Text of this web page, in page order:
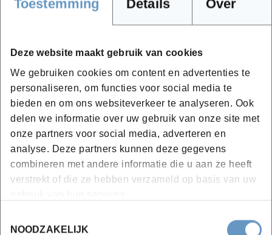
Toestemming Details Over
Deze website maakt gebruik van cookies
We gebruiken cookies om content en advertenties te
personaliseren, om functies voor social media te
bieden en om ons websiteverkeer te analyseren. Ook
delen we informatie over uw gebruik van onze site met
onze partners voor social media, adverteren en
analyse. Deze partners kunnen deze gegevens
combineren met andere informatie die u aan ze heeft
verstrekt of die ze hebben verzameld op basis van uw
NOODZAKELIJK
mee op het terrein, waar je bomen en hun kenmerken
leert ontdekken. Onder deskundige begeleiding mag je
ook al eens een paar meter een boom in: zo doe je een
slag te gaan.
Hoe ziet het programma van deze
opleiding eruit?
1. Duiding beroep van het beroep